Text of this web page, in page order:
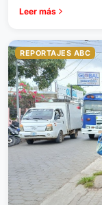
Leer más
REPORTAJES ABC